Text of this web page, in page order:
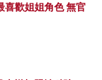
喜歡姐姐角色 無官